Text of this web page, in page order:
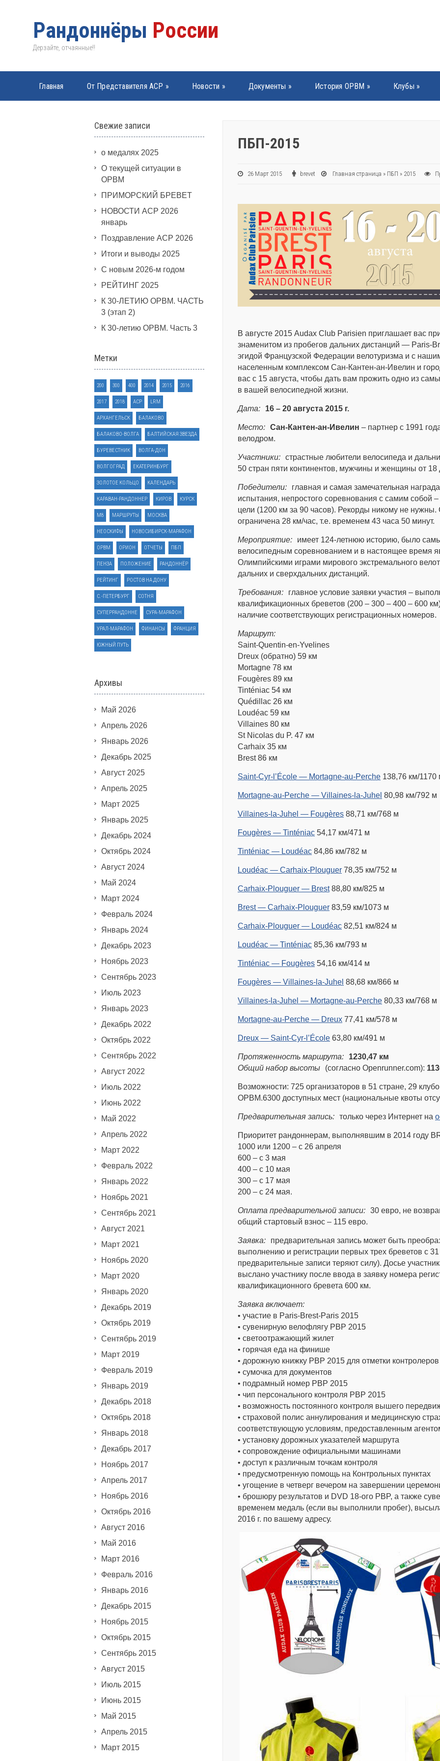
Рандоннёры России
Дерзайте, отчаянные!!
Главная От Представителя АСР » Новости » Документы » История ОРВМ » Клубы »
ПБП-2015
26 Март 2015 brevet Главная страница » ПБП » 2015
В августе 2015 Audax Club Parisien приглашает вас
знаменитом из пробегов дальних дистанций — Paris-
эгидой Французской Федерации велотуризма и с
населенным комплексом Сан-Кантен-ан-Ивелин и
вас с 15 августа, чтобы дать вам прожить одно из
в вашей велосипедной жизни.
Дата: 16 – 20 августа 2015 г.
Место: Сан-Кантен-ан-Ивелин – партнер с 1991
велодром.
Участники: страстные любители велосипеда и
50 стран пяти континентов, мужчины и женщины от 18
Победители:
главная и самая замечательная
испытания, непростого соревнования с самим собой
цели (1200 км за 90 часов). Рекорды никому не нужны.
ограничена 28 км/час, т.е. временем 43 часа 50 минут.
Мероприятие:
имеет 124-летнюю историю, было
велосипедным соревнованием и в настоящее время
Олимпийскими играми мирового экстремального
дальних и сверхдальних дистанций.
Требования:
главное условие заявки участия –
квалификационных бреветов (200 – 300 – 400 – 600
наличие соответствующих регистрационных номеров.
Маршрут:
Saint-Quentin-en-Yvelines
Dreux (обратно) 59 км
Mortagne 78 км
Fougères 89 км
Tinténiac 54 км
Quédillac 26 км
Loudéac 59 км
Villaines 80 км
St Nicolas du P. 47 км
Carhaix 35 км
Brest 86 км
Saint-Cyr-l’École — Mortagne-au-Perche 138,76 км/1170
Mortagne-au-Perche — Villaines-la-Juhel 80,98 км/792 м
Villaines-la-Juhel — Fougères 88,71 км/768 м
Fougères — Tinténiac 54,17 км/471 м
Tinténiac — Loudéac 84,86 км/782 м
Loudéac — Carhaix-Plouguer 78,35 км/752 м
Carhaix-Plouguer — Brest88,80 км/825 м
Brest — Carhaix-Plouguer 83,59 км/1073 м
Carhaix-Plouguer — Loudéac 82,51 км/824 м
Loudéac — Tinténiac 85,36 км/793 м
Tinténiac — Fougères 54,16 км/414 м
Fougères — Villaines-la-Juhel 88,68 км/866 м
Villaines-la-Juhel — Mortagne-au-Perche 80,33 км/768 м
Mortagne-au-Perche — Dreux 77,41 км/578 м
Dreux — Saint-Cyr-l’École 63,80 км/491 м
Протяженность маршрута:
1230,47 км
Общий набор высоты
(согласно Openrunner.com):
Возможности: 725 организаторов в 51 стране, 29
ОРВМ.6300 доступных мест (национальные квоты
Предварительная запись: только через Интернет на
Приоритет рандоннерам, выполнявшим в 2014 году
1000 или 1200 – с 26 апреля
600 – с 3 мая
400 – с 10 мая
300 – с 17 мая
200 – с 24 мая.
Оплата предварительной записи: 30 евро, не
общий стартовый взнос – 115 евро.
Заявка:
предварительная запись может быть
выполнению и регистрации первых трех бреветов с
предварительные записи теряют силу). Досье
выслано участнику после ввода в заявку номера
квалификационного бревета 600 км.
Заявка включает:
• участие в Paris-Brest-Paris 2015
• сувенирную велофлягу РВР 2015
• светоотражающий жилет
• горячая еда на финише
• дорожную книжку PBP 2015 для отметки контролеров
• сумочка для документов
• подрамный номер РВР 2015
• чип персонального контроля PBP 2015
• возможность постоянного контроля вышего
• страховой полис аннулирования и медицинскую
соответствующую условиям, предоставленным
• установку дорожных указателей маршрута
• сопровождение официальными машинами
• доступ к различным точкам контроля
• предусмотренную помощь на Контрольных пунктах
• угощение в четверг вечером на завершении
• брошюру результатов и DVD 18-ого PBP, а также
временем медаль (если вы выполнили пробег),
2016 г. по вашему адресу.
Свежие записи
о медалях 2025
О текущей ситуации в
ОРВМ
ПРИМОРСКИЙ БРЕВЕТ
НОВОСТИ АСР 2026
январь
Поздравление АСР 2026
Итоги и выводы 2025
С новым 2026-м годом
РЕЙТИНГ 2025
К 30-ЛЕТИЮ ОРВМ. ЧАСТЬ
3 (этап 2)
К 30-летию ОРВМ. Часть 3
Метки
200 300 400 2014 2015 2016
2017 2018 ACP LRM
АРХАНГЕЛЬСК БАЛАКОВО
БАЛАКОВО-ВОЛГА БАЛТИЙСКАЯ ЗВЕЗДА
БУРЕВЕСТНИК ВОЛГА-ДОН
ВОЛГОГРАД ЕКАТЕРИНБУРГ
ЗОЛОТОЕ КОЛЬЦО КАЛЕНДАРЬ
КАРАВАН-РАНДОННЕР КИРОВ КУРСК
М8 МАРШРУТЫ МОСКВА
НЕОСКИФЫ НОВОСИБИРСК-МАРАФОН
ОРВМ ОРИОН ОТЧЕТЫ ПБП
ПЕНЗА ПОЛОЖЕНИЕ РАНДОННЁР
РЕЙТИНГ РОСТОВ НА ДОНУ
С.-ПЕТЕРБУРГ СОТНЯ
СУПЕРРАНДОННЕ СУРА-МАРАФОН
УРАЛ-МАРАФОН ФИНАНСЫ ФРАНЦИЯ
ЮЖНЫЙ ПУТЬ
Архивы
Май 2026
Апрель 2026
Январь 2026
Декабрь 2025
Август 2025
Апрель 2025
Март 2025
Январь 2025
Декабрь 2024
Октябрь 2024
Август 2024
Май 2024
Март 2024
Февраль 2024
Январь 2024
Декабрь 2023
Ноябрь 2023
Сентябрь 2023
Июль 2023
Январь 2023
Декабрь 2022
Октябрь 2022
Сентябрь 2022
Август 2022
Июль 2022
Июнь 2022
Май 2022
Апрель 2022
Март 2022
Февраль 2022
Январь 2022
Ноябрь 2021
Сентябрь 2021
Август 2021
Март 2021
Ноябрь 2020
Март 2020
Январь 2020
Декабрь 2019
Октябрь 2019
Сентябрь 2019
Март 2019
Февраль 2019
Январь 2019
Декабрь 2018
Октябрь 2018
Январь 2018
Декабрь 2017
Ноябрь 2017
Апрель 2017
Ноябрь 2016
Октябрь 2016
Август 2016
Май 2016
Март 2016
Февраль 2016
Январь 2016
Декабрь 2015
Ноябрь 2015
Октябрь 2015
Сентябрь 2015
Август 2015
Июль 2015
Июнь 2015
Май 2015
Апрель 2015
Март 2015